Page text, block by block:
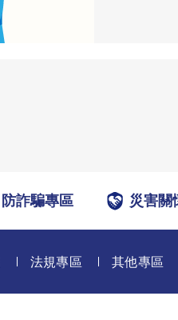
防詐騙專區 災害關
法規專區 其他專區